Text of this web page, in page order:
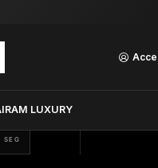
LUXURY
Guardia
SEG